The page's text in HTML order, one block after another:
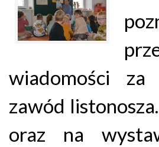
wiadomości
zawód
oraz na